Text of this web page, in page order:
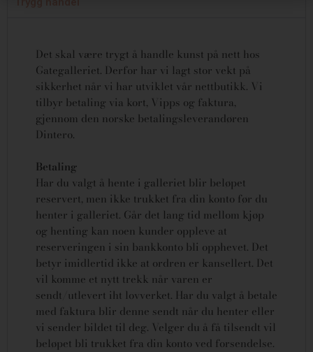
Det skal være trygt å handle kunst på nett hos
Gategalleriet. Derfor har vi lagt stor vekt på
sikkerhet når vi har utviklet vår nettbutikk. Vi
tilbyr betaling via kort, Vipps og faktura,
gjennom den norske betalingsleverandøren
Dintero.
Betaling
Har du valgt å hente i galleriet blir beløpet
reservert, men ikke trukket fra din konto før du
henter i galleriet. Går det lang tid mellom kjøp
og henting kan noen kunder oppleve at
reserveringen i sin bankkonto bli opphevet. Det
betyr imidlertid ikke at ordren er kansellert. Det
vil komme et nytt trekk når varen er
sendt/utlevert iht lovverket. Har du valgt å betale
med faktura blir denne sendt når du henter eller
vi sender bildet til deg. Velger du å få tilsendt vil
beløpet bli trukket fra din konto ved forsendelse.